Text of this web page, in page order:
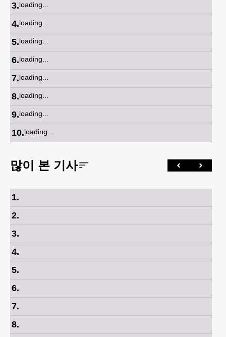
3.loading...
4.loading...
5.loading...
6.loading...
7.loading...
8.loading...
9.loading...
10.loading...
많이 본 기사
1.
2.
3.
4.
5.
6.
7.
8.